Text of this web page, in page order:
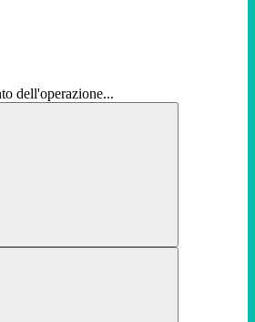
dell'operazione...